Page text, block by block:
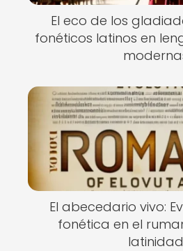
El eco de los
fonéticos latinos en
El abecedario vivo:
fonética en el
latinidad